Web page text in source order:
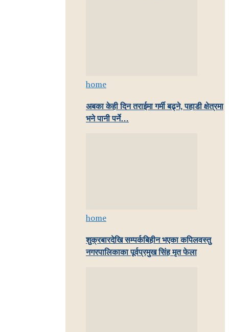
home
अबका केही दिन तराईमा गर्मी बढ्ने, पहाडी क्षेत्रमा
भने पानी पर्ने…
home
शुक्रबारदेखि सम्पर्कबिहीन भएका कपिलवस्तु
नगरपालिकाका पूर्वप्रमुख सिंह मृत फेला